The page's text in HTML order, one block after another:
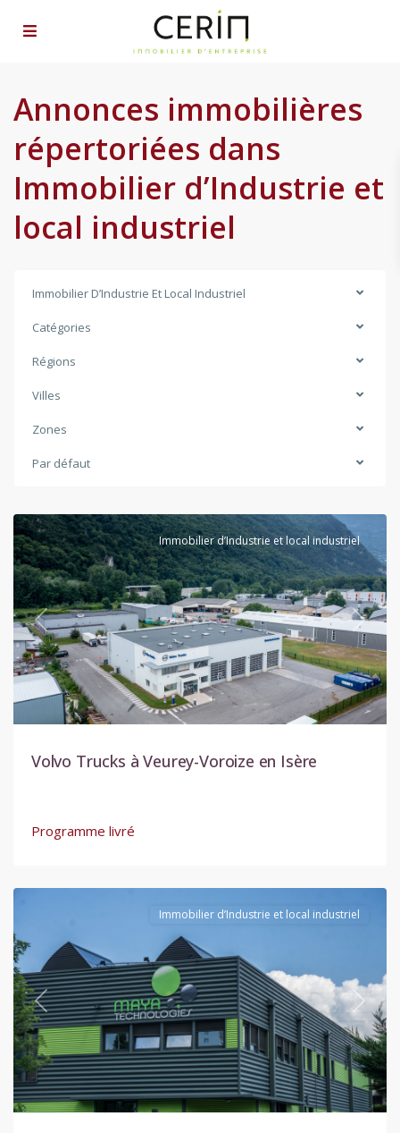
Annonces immobilières
répertoriées dans
Immobilier d’Industrie et
local industriel
Immobilier D’Industrie Et Local Industriel
Catégories
Régions
Villes
Zones
Par défaut
Previous Next
Immobilier d’Industrie et local industriel
Volvo Trucks à Veurey-Voroize en Isère
Programme livré
Previous Next
Immobilier d’Industrie et local industriel